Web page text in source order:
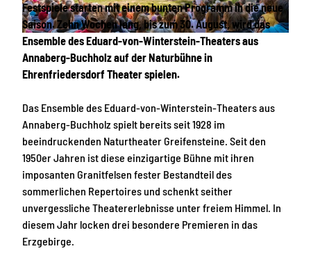
© TVE, Dirk Rückschloß | KI-optimiert
Festspiele starten mit einem bunten Programm in die neue
Saison. Zehn Wochen lang, bis zum 30. August, wird das
Ensemble des Eduard-von-Winterstein-Theaters aus
Annaberg-Buchholz auf der Naturbühne in
Ehrenfriedersdorf Theater spielen.
Das Ensemble des Eduard-von-Winterstein-Theaters aus
Annaberg-Buchholz spielt bereits seit 1928 im
beeindruckenden Naturtheater Greifensteine. Seit den
1950er Jahren ist diese einzigartige Bühne mit ihren
imposanten Granitfelsen fester Bestandteil des
sommerlichen Repertoires und schenkt seither
unvergessliche Theatererlebnisse unter freiem Himmel. In
diesem Jahr locken drei besondere Premieren in das
Erzgebirge.